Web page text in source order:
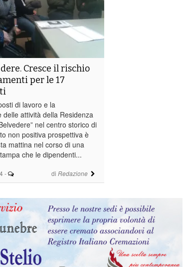
- di Redazione
Cresce il rischio
per le 17
di lavoro e la
delle attività della Residenza
nel centro storico di
non positiva prospettiva è
mattina nel corso di una
che le dipendenti...